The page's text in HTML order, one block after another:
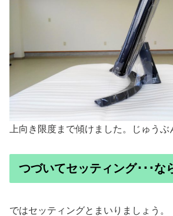
上向き限度まで傾けました。じゅうぶ
つづいてセッティング･･･な
ではセッティングとまいりましょう。